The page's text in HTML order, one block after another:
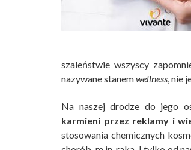
szaleństwie wszyscy
nazywane stanemwellness, nie
Na naszej drodze do jego
karmieni przez reklamy i
stosowania chemicznych